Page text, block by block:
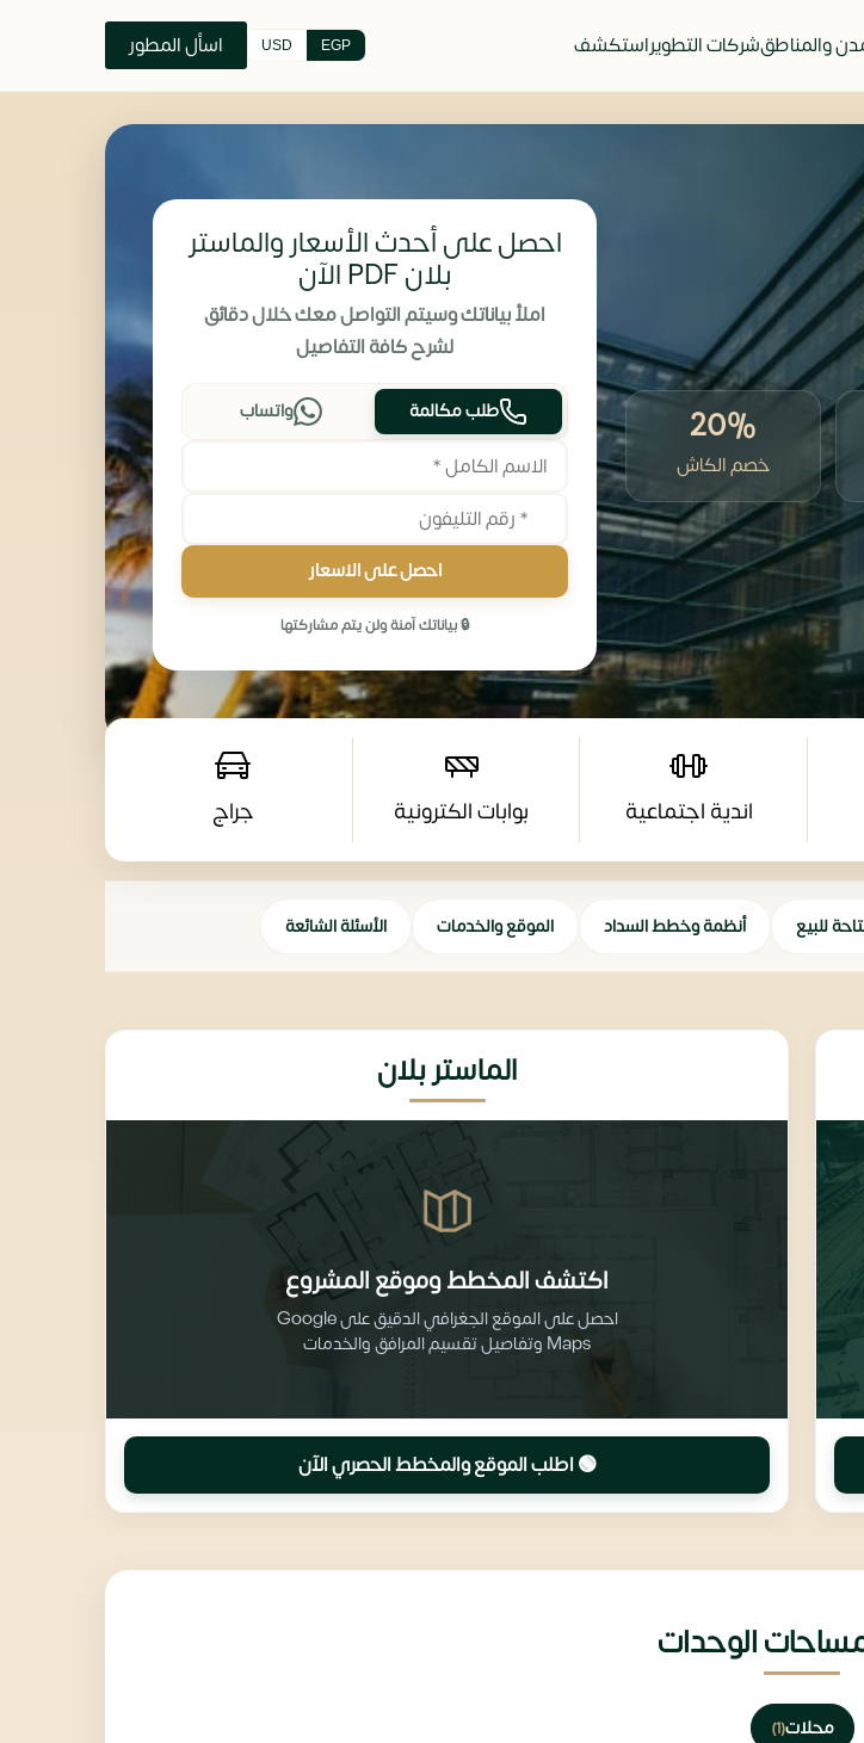
والمناطقشركات التطويراستكشف EGP
USD اسأل المطور
20%
خصم الكاش
احصل على أحدث الأسعار والماستر
بلان PDF الآن
املأ بياناتك وسيتم التواصل معك خلال دقائق
لشرح كافة التفاصيل
طلب مكالمة واتساب
احصل على الاسعار
🔒 بياناتك آمنة ولن يتم مشاركتها
اندية اجتماعية بوابات الكترونية جراج
للبيع أنظمة وخطط السداد الموقع والخدمات الأسئلة الشائعة
الماستر بلان
اكتشف المخطط وموقع المشروع
احصل على الموقع الجغرافي الدقيق على Google
Maps وتفاصيل تقسيم المرافق والخدمات
🟢 اطلب الموقع والمخطط الحصري الآن
الوحدات
محلات(1)